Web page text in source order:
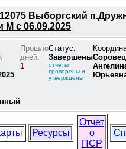
12075 Выборгский
М с 06.09.2025
Прошло
дней:
1
Статус:
Завершены
отчеты
проверены и
утверждены
Соровец
Ресурсы
Отчет
о
ПСР